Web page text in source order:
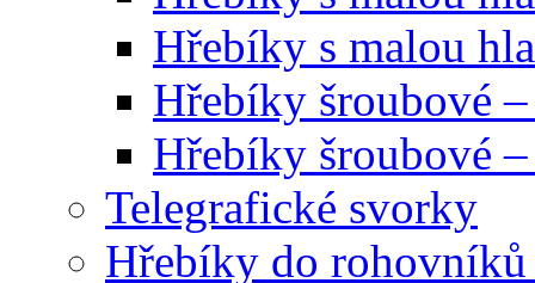
Hřebíky s malou
Hřebíky šroubové –
Hřebíky šroubové
Telegrafické svorky
Hřebíky do rohovníků